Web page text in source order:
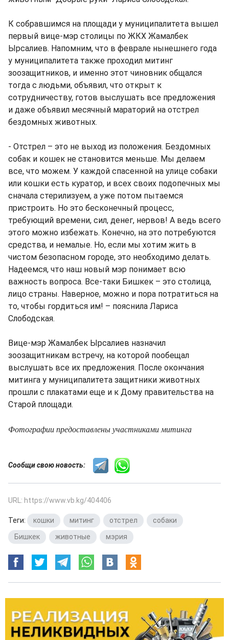
К собравшимся на площади у муниципалитета вышел
первый вице-мэр столицы по ЖКХ Жамалбек
Ырсалиев. Напомним, что в феврале нынешнего года
у муниципалитета также проходил митинг
зоозащитников, и именно этот чиновник общался
тогда с людьми, объявил, что открыт к
сотрудничеству, готов выслушать все предложения
и даже объявил месячный мараторий на отстрел
бездомных животных.
- Отстрел – это не выход из положения. Бездомных
собак и кошек не становится меньше. Мы делаем
все, что можем. У каждой спасенной на улице собаки
или кошки есть куратор, и всех своих подопечных мы
сначала стерилизуем, а уже потом пытаемся
пристроить. Но это бесконечный процесс,
требующий времени, сил, денег, нервов! А ведь всего
этого можно избежать. Конечно, на это потребуются
средства, и немалые. Но, если мы хотим жить в
чистом безопасном городе, это необходимо делать.
Надеемся, что наш новый мэр понимает всю
важность вопроса. Все-таки Бишкек – это столица,
лицо страны. Наверное, можно и пора потратиться на
то, чтобы гордиться им! – пояснила Лариса
Слободская.
Вице-мэр Жамалбек Ырсалиев назначил
зоозащитникам встречу, на которой пообещал
выслушать все их предложения. После окончания
митинга у муниципалитета защитники животных
прошли с плакатами еще и к Дому правительства на
Старой площади.
Фотографии предоставлены участниками митинга
Сообщи свою новость:
URL: https://www.vb.kg/404406
Теги: кошки митинг отстрел собаки
Бишкек
животные мэрия